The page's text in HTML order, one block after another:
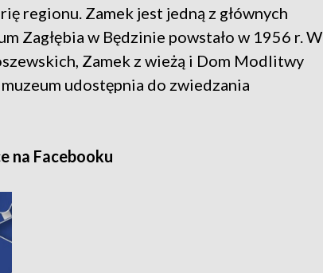
regionu. Zamek jest jedną z głównych
Zagłębia w Będzinie powstało w 1956 r. W
Zamek z wieżą i Dom Modlitwy
udostępnia do zwiedzania
na Facebooku